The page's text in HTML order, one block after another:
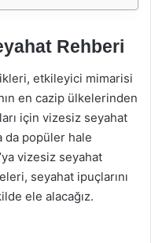
Rehberi
etkileyici mimarisi
en cazip ülkelerinden
için vizesiz seyahat
da popüler hale
vizesiz seyahat
seyahat ipuçlarını
ele alacağız.